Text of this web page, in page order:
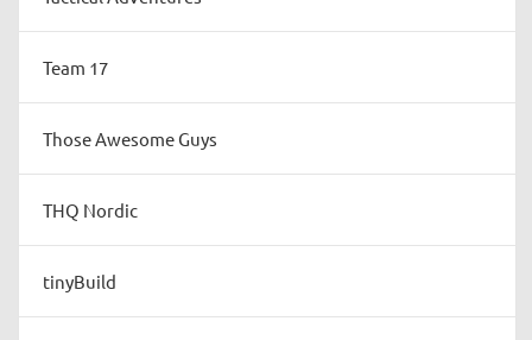
Team 17
Those Awesome Guys
THQ Nordic
tinyBuild